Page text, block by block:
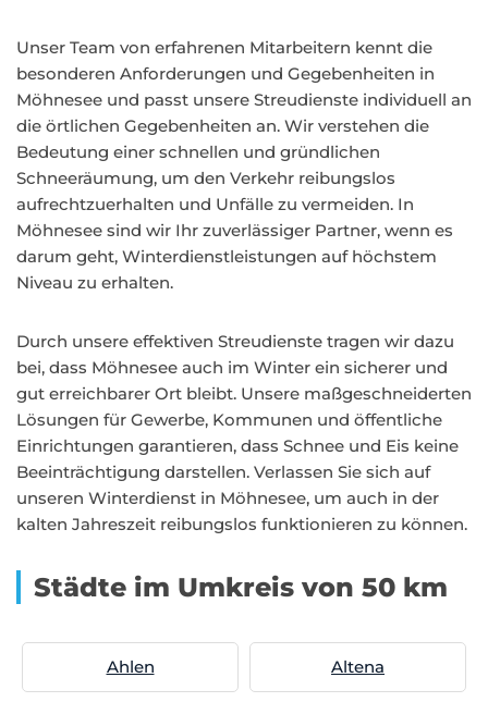
Unser Team von erfahrenen Mitarbeitern kennt die
besonderen Anforderungen und Gegebenheiten in
Möhnesee und passt unsere Streudienste individuell an
die örtlichen Gegebenheiten an. Wir verstehen die
Bedeutung einer schnellen und gründlichen
Schneeräumung, um den Verkehr reibungslos
aufrechtzuerhalten und Unfälle zu vermeiden. In
Möhnesee sind wir Ihr zuverlässiger Partner, wenn es
darum geht, Winterdienstleistungen auf höchstem
Niveau zu erhalten.
Durch unsere effektiven Streudienste tragen wir dazu
bei, dass Möhnesee auch im Winter ein sicherer und
gut erreichbarer Ort bleibt. Unsere maßgeschneiderten
Lösungen für Gewerbe, Kommunen und öffentliche
Einrichtungen garantieren, dass Schnee und Eis keine
Beeinträchtigung darstellen. Verlassen Sie sich auf
unseren Winterdienst in Möhnesee, um auch in der
kalten Jahreszeit reibungslos funktionieren zu können.
Städte im Umkreis von 50 km
Ahlen Altena